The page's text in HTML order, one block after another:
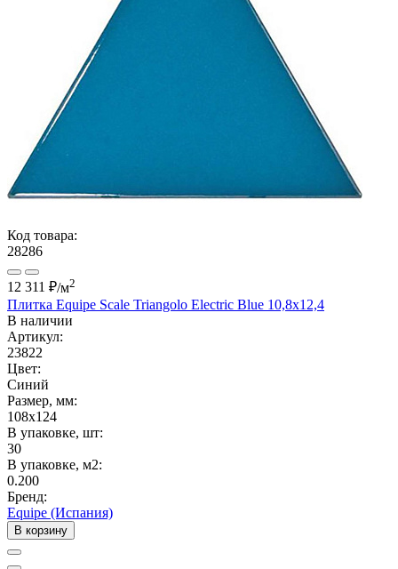
Код товара:
28286
12 311 ₽/м2
Плитка Equipe Scale Triangolo Electric Blue 10,8x12,4
В наличии
Артикул:
23822
Цвет:
Синий
Размер, мм:
108x124
В упаковке, шт:
30
В упаковке, м2:
0.200
Бренд:
Equipe (Испания)
В корзину